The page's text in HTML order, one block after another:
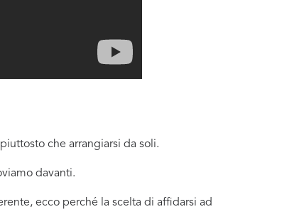
piuttosto che arrangiarsi da soli.
davanti.
ecco perché la scelta di affidarsi ad